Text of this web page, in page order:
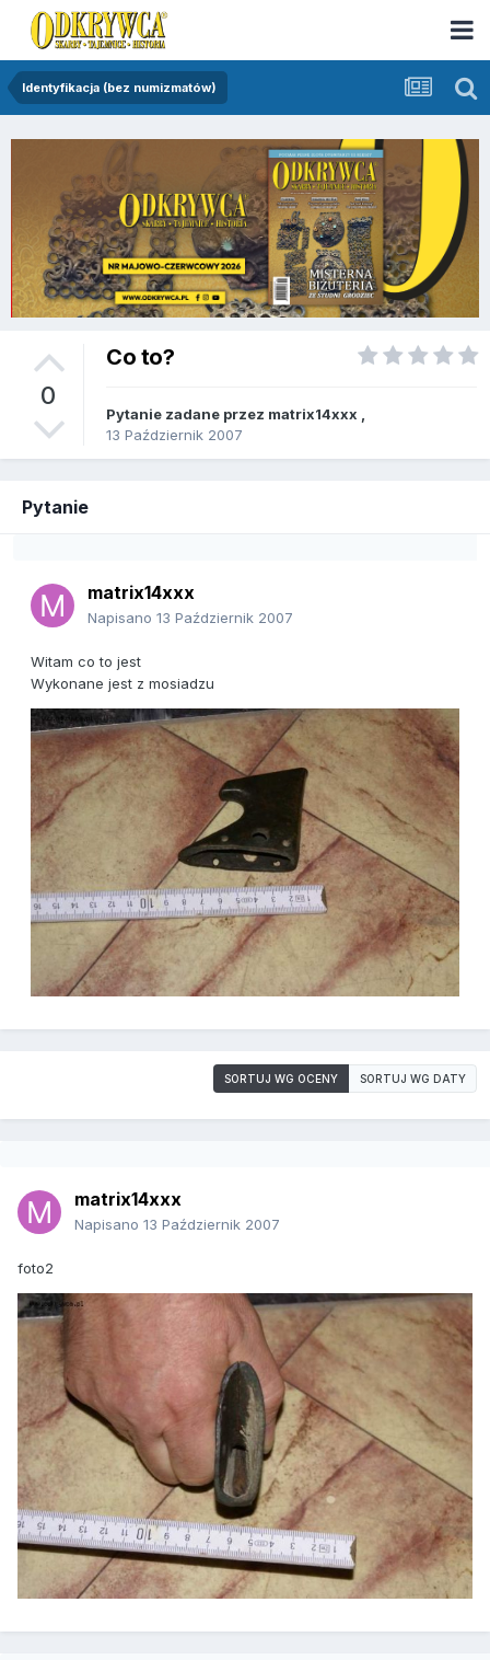
Identyfikacja (bez numizmatów)
0
Co to?
Pytanie zadane przez matrix14xxx
13 Październik 2007
Pytanie
matrix14xxx
Napisano 13 Październik 2007
Witam co to jest
Wykonane jest z mosiadzu
SORTUJ WG OCENY SORTUJ WG DATY
matrix14xxx
Napisano 13 Październik 2007
foto2